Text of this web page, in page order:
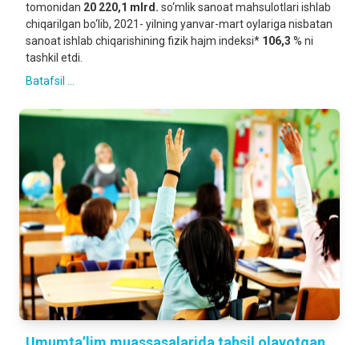
tomonidan 20 220,1 mlrd. so‘mlik sanoat mahsulotlari ishlab
chiqarilgan bo‘lib, 2021- yilning yanvar-mart oylariga nisbatan
sanoat ishlab chiqarishining fizik hajm indeksi* 106,3 % ni
tashkil etdi.
Batafsil ...